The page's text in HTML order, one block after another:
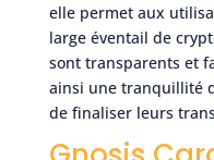
elle permet aux
large éventail de
sont transparents et
ainsi une tranquillité
de finaliser leurs